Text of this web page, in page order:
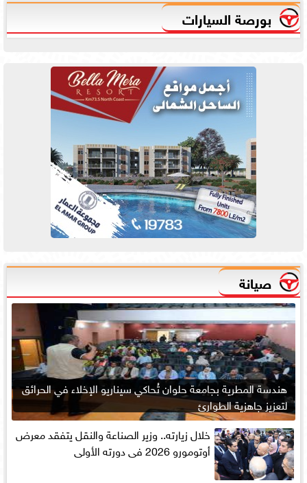
بورصة السيارات
صيانة
هندسة المطرية بجامعة حلوان تُحاكي سيناريو الإخلاء في الحرائق
لتعزيز جاهزية الطوارئ
خلال زيارته.. وزير الصناعة والنقل يتفقد معرض
أوتومورو 2026 فى دورته الأولى